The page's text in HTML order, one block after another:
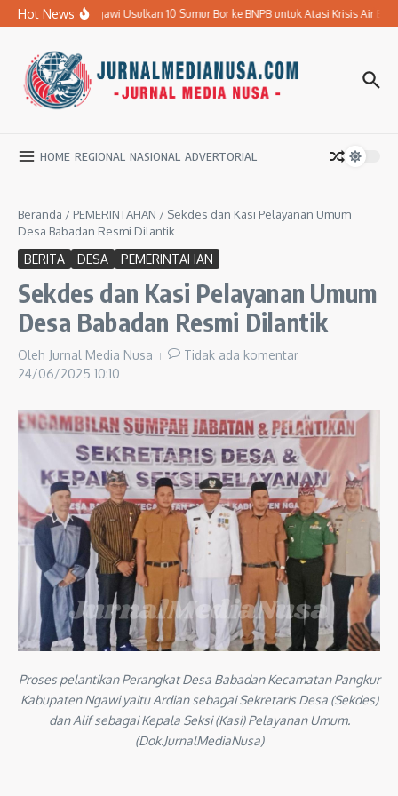
Lewati ke konten
Hot News
Pemkab Ngawi Usulkan 10 Sumur Bor ke BNPB untuk Atasi Krisis Air Bersih
HOME REGIONAL NASIONAL ADVERTORIAL
Beranda / PEMERINTAHAN / Sekdes dan Kasi Pelayanan Umum
Desa Babadan Resmi Dilantik
BERITA DESA PEMERINTAHAN
Sekdes dan Kasi Pelayanan Umum
Desa Babadan Resmi Dilantik
Oleh Jurnal Media Nusa
Tidak ada komentar
24/06/2025 10:10
Proses pelantikan Perangkat Desa Babadan Kecamatan Pangkur
Kabupaten Ngawi yaitu Ardian sebagai Sekretaris Desa (Sekdes)
dan Alif sebagai Kepala Seksi (Kasi) Pelayanan Umum.
(Dok.JurnalMediaNusa)